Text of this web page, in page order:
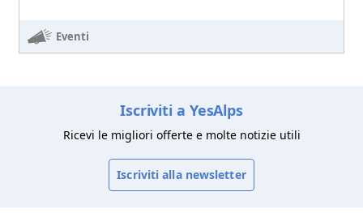
Eventi
Iscriviti a YesAlps
Ricevi le migliori offerte e molte notizie utili
Iscriviti alla newsletter